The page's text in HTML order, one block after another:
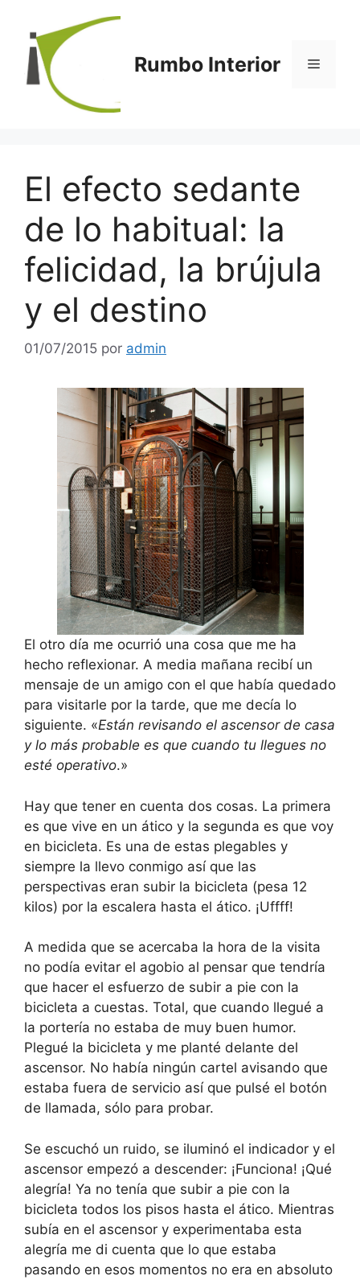
contenido
Rumbo Interior Menú
El efecto sedante
de lo habitual: la
felicidad, la brújula
y el destino
01/07/2015 por admin
El otro día me ocurrió una cosa que me ha
hecho reflexionar. A media mañana recibí un
mensaje de un amigo con el que había quedado
para visitarle por la tarde, que me decía lo
siguiente. «Están revisando el ascensor de casa
y lo más probable es que cuando tu llegues no
esté operativo.»
Hay que tener en cuenta dos cosas. La primera
es que vive en un ático y la segunda es que voy
en bicicleta. Es una de estas plegables y
siempre la llevo conmigo así que las
perspectivas eran subir la bicicleta (pesa 12
kilos) por la escalera hasta el ático. ¡Uffff!
A medida que se acercaba la hora de la visita
no podía evitar el agobio al pensar que tendría
que hacer el esfuerzo de subir a pie con la
bicicleta a cuestas. Total, que cuando llegué a
la portería no estaba de muy buen humor.
Plegué la bicicleta y me planté delante del
ascensor. No había ningún cartel avisando que
estaba fuera de servicio así que pulsé el botón
de llamada, sólo para probar.
Se escuchó un ruido, se iluminó el indicador y el
ascensor empezó a descender: ¡Funciona! ¡Qué
alegría! Ya no tenía que subir a pie con la
bicicleta todos los pisos hasta el ático. Mientras
subía en el ascensor y experimentaba esta
alegría me di cuenta que lo que estaba
pasando en esos momentos no era en absoluto